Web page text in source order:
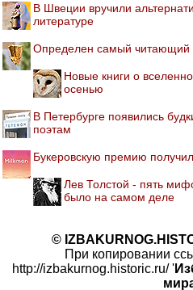
В Швеции вручили
литературе
Определен самый читающий
Новые книги о
осенью
В Петербурге появились
поэтам
Букеровскую премию
Лев Толстой - пять
было на самом деле
©
При копировании
http://izbakurnog.historic.ru/ '